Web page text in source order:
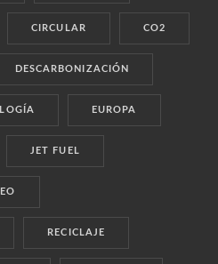
CIRCULAR CO2
DESCARBONIZACIÓN
EUROPA
JET FUEL
RECICLAJE